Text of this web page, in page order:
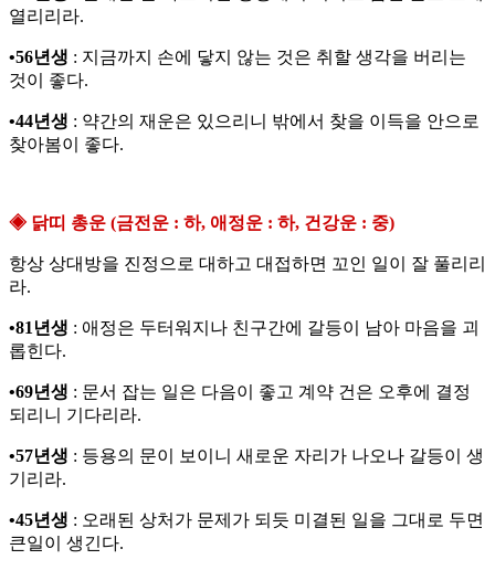
열리리라.
•56년생 : 지금까지 손에 닿지 않는 것은 취할 생각을 버리는
것이 좋다.
•44년생 : 약간의 재운은 있으리니 밖에서 찾을 이득을 안으로
찾아봄이 좋다.
◈ 닭띠 총운 (금전운 : 하, 애정운 : 하, 건강운 : 중)
항상 상대방을 진정으로 대하고 대접하면 꼬인 일이 잘 풀리리
라.
•81년생 : 애정은 두터워지나 친구간에 갈등이 남아 마음을 괴
롭힌다.
•69년생 : 문서 잡는 일은 다음이 좋고 계약 건은 오후에 결정
되리니 기다리라.
•57년생 : 등용의 문이 보이니 새로운 자리가 나오나 갈등이 생
기리라.
•45년생 : 오래된 상처가 문제가 되듯 미결된 일을 그대로 두면
큰일이 생긴다.